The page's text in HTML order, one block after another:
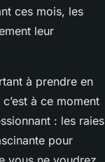
ces mois, les
leur
à prendre en
à ce moment
: les raies
pour